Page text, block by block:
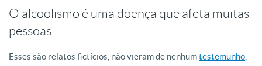
O alcoolismo é uma doença que afeta muitas
pessoas
Esses são relatos fictícios, não vieram de nenhumtestemunho